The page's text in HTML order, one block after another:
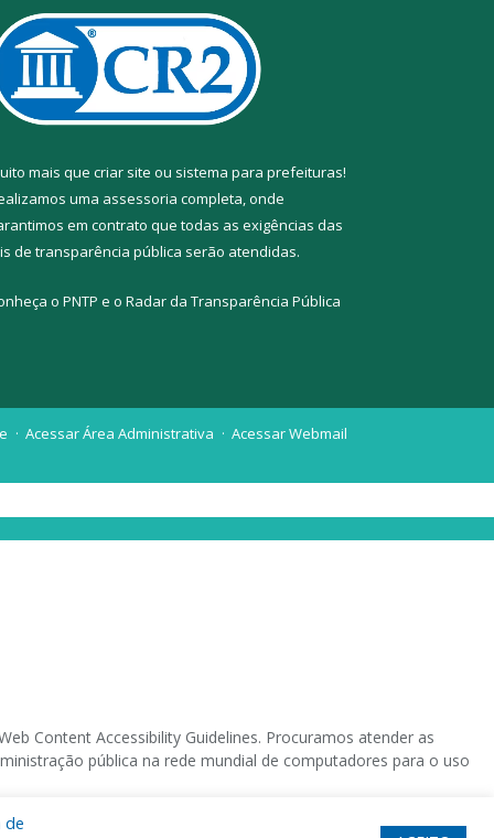
mais que criar site ou sistema para prefeituras!
uma assessoria completa, onde
em contrato que todas as exigências das
de transparência pública serão atendidas.
o PNTP e o Radar da Transparência Pública
Acessar Área Administrativa Acessar Webmail
de
Content Accessibility Guidelines. Procuramos atender as
pública na rede mundial de computadores para o uso
operacional destinado deficientes visuais.